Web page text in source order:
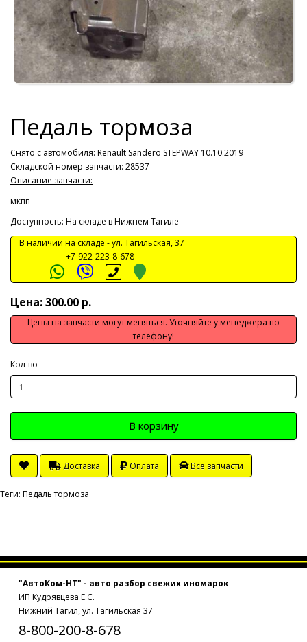
Педаль тормоза
Снято с автомобиля: Renault Sandero STEPWAY 10.10.2019
Складской номер запчасти: 28537
Описание запчасти:
мкпп
Доступность: На складе в Нижнем Тагиле
В наличии на складе -ул. Тагильская, 37
+7-922-223-8-678
Цена: 300.00 р.
Цены на запчасти могут меняться. Уточняйте у менеджера по
телефону!
Кол-во
В корзину
Доставка Оплата Все запчасти
Теги: Педаль тормоза
"АвтоКом-НТ" - авто разбор свежих иномарок
ИП Кудрявцева Е.С.
Нижний Тагил, ул. Тагильская 37
8-800-200-8-678